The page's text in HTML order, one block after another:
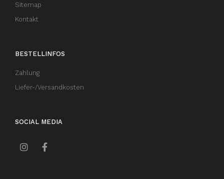
Sitemap
Kontakt
BESTELLINFOS
Zahlung
Liefer-/Versandkosten
SOCIAL MEDIA